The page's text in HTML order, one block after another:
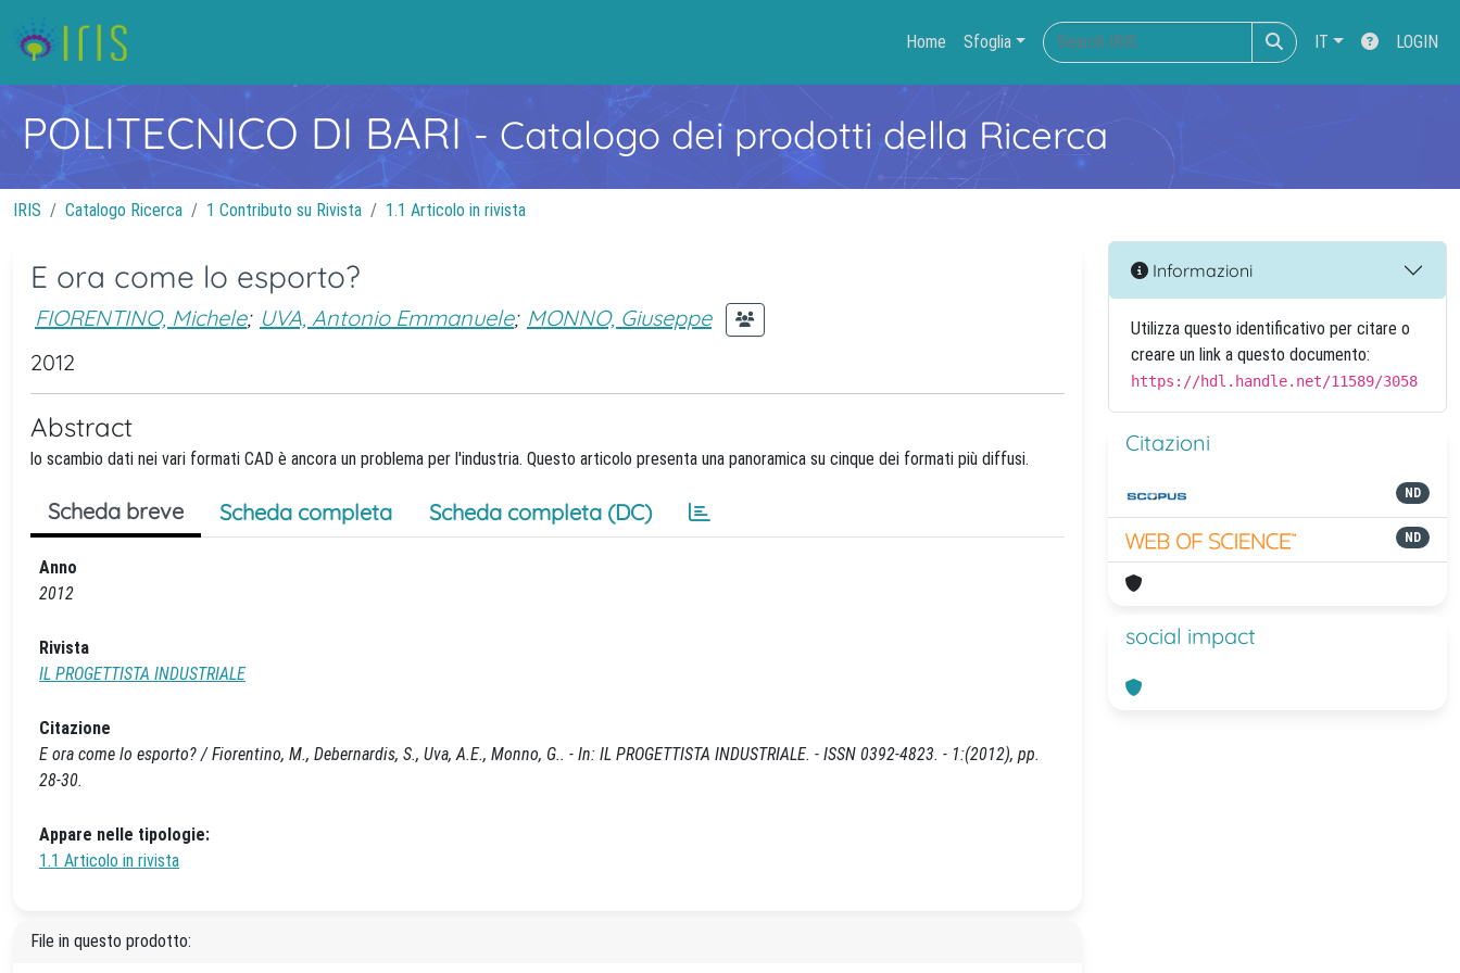
Home Sfoglia IT LOGIN
POLITECNICO DI BARI- Catalogo dei prodotti della Ricerca
IRIS Catalogo Ricerca 1 Contributo su Rivista 1.1 Articolo in rivista
E ora come lo esporto?
FIORENTINO, Michele; UVA, Antonio Emmanuele; MONNO, Giuseppe
2012
Abstract
lo scambio dati nei vari formati CAD è ancora un problema per l'industria. Questo articolo presenta una panoramica su cinque dei formati più diffusi.
Scheda breve Scheda completa Scheda completa (DC)
Anno
2012
Rivista
IL PROGETTISTA INDUSTRIALE
Citazione
E ora come lo esporto? / Fiorentino, M., Debernardis, S., Uva, A.E., Monno, G.. - In: IL PROGETTISTA INDUSTRIALE. - ISSN 0392-4823. - 1:(2012), pp.
28-30.
Appare nelle tipologie:
1.1 Articolo in rivista
File in questo prodotto:
Informazioni
Utilizza questo identificativo per citare o
creare un link a questo documento:
https://hdl.handle.net/11589/3058
Citazioni
ND
ND
social impact